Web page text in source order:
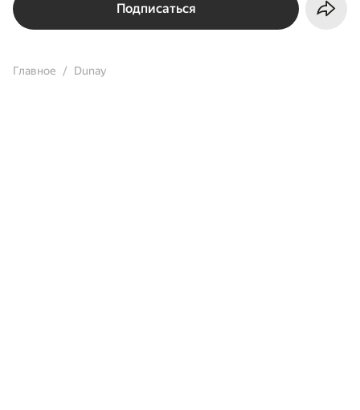
Подписаться
Главное Dunay